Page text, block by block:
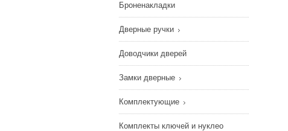
Броненакладки
Дверные ручки
Доводчики дверей
Замки дверные
Комплектующие
Комплекты ключей и нуклео